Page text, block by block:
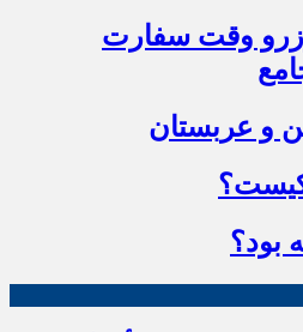
وقت سفارت
و عربستان
بود؟